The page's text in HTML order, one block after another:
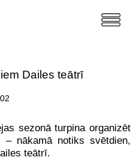
Dailes teātrī
sezonā turpina organizēt
– nākamā notiks svētdien,
teātrī.